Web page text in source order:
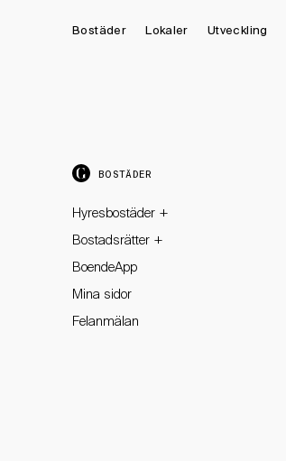
Bostäder Lokaler Utveckling
BOSTÄDER
Hyresbostäder +
Bostadsrätter +
BoendeApp
Mina sidor
Felanmälan